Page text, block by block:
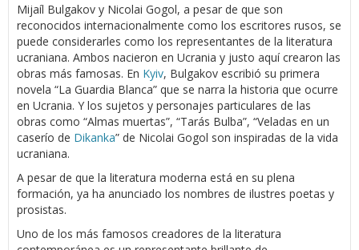
Mijaíl Bulgakov y Nicolai Gogol, a pesar de que son
reconocidos internacionalmente como los escritores rusos, se
puede considerarles como los representantes de la literatura
ucraniana. Ambos nacieron en Ucrania y justo aquí crearon las
obras más famosas. En Kyiv, Bulgakov escribió su primera
novela “La Guardia Blanca” que se narra la historia que ocurre
en Ucrania. Y los sujetos y personajes particulares de las
obras como “Almas muertas”, “Tarás Bulba”, “Veladas en un
caserío de Dikanka” de Nicolai Gogol son inspiradas de la vida
ucraniana.
A pesar de que la literatura moderna está en su plena
formación, ya ha anunciado los nombres de ilustres poetas y
prosistas.
Uno de los más famosos creadores de la literatura